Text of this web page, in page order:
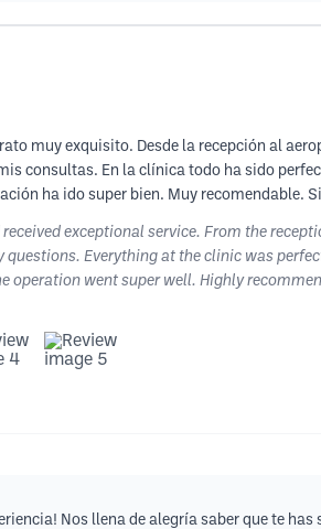
muy exquisito. Desde la recepción al
consultas. En la clínica todo ha sido
ha ido super bien. Muy recomendable.
received exceptional service. From the
Everything at the clinic was
operation went super well. Highly
Nos llena de alegría saber que te